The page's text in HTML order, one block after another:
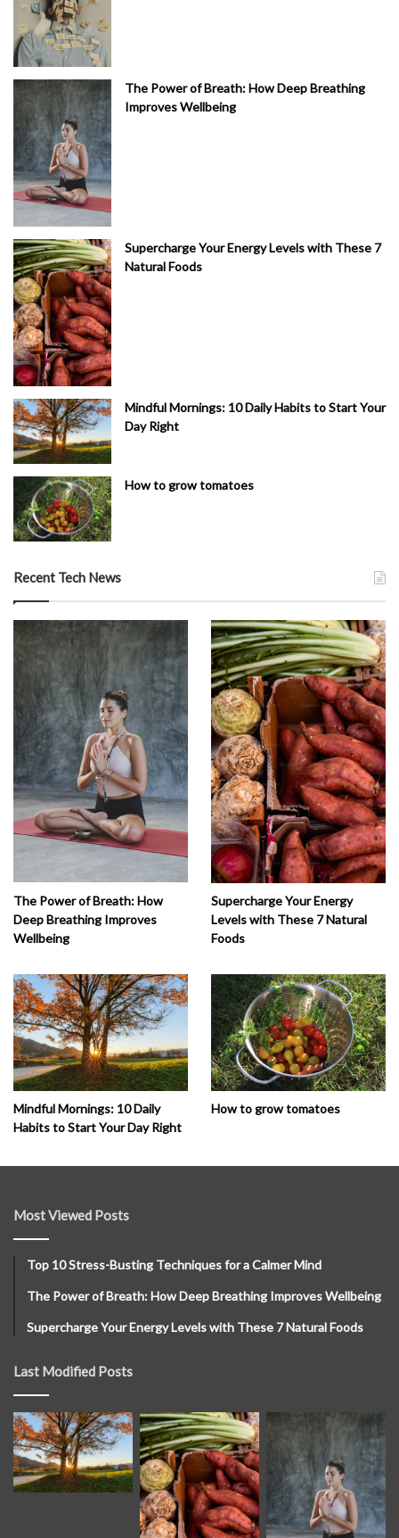
The Power of Breath: How Deep Breathing
Improves Wellbeing
Supercharge Your Energy Levels with These 7
Natural Foods
Mindful Mornings: 10 Daily Habits to Start Your
Day Right
How to grow tomatoes
Recent Tech News
The Power of Breath: How
Deep Breathing Improves
Wellbeing
Supercharge Your Energy
Levels with These 7 Natural
Foods
Mindful Mornings: 10 Daily
Habits to Start Your Day Right
How to grow tomatoes
Most Viewed Posts
Top 10 Stress-Busting Techniques for a Calmer Mind
The Power of Breath: How Deep Breathing Improves Wellbeing
Supercharge Your Energy Levels with These 7 Natural Foods
Last Modified Posts